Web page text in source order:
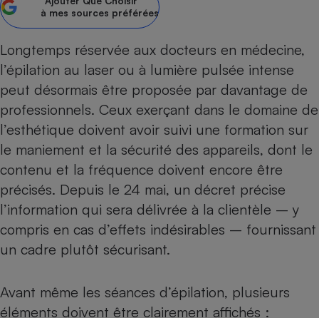
à mes sources préférées
Longtemps réservée aux docteurs en médecine,
l’épilation au laser ou à lumière pulsée intense
peut désormais être proposée par davantage de
professionnels. Ceux exerçant dans le domaine de
l’esthétique doivent avoir suivi une formation sur
le maniement et la sécurité des appareils, dont le
contenu et la fréquence doivent encore être
précisés. Depuis le 24 mai, un décret précise
l’information qui sera délivrée à la clientèle – y
compris en cas d’effets indésirables – fournissant
un cadre plutôt sécurisant.
Avant même les séances d’épilation, plusieurs
éléments doivent être clairement affichés :
alimentaire
bouteille
Assurance emprunteur
Banque
Lave-linge
Téléviseur
Matelas
Mutuelle
Antimoustique